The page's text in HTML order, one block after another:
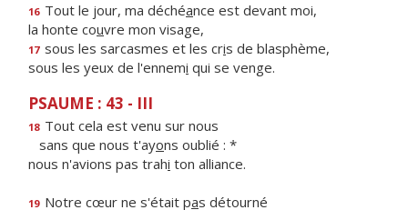
16 Tout le jour, ma déchéance est devant moi,
la honte couvre mon visage,
17 sous les sarcasmes et les cris de blasphème,
sous les yeux de l'ennemi qui se venge.
PSAUME : 43 - III
18 Tout cela est venu sur nous
sans que nous t'ayons oublié : *
nous n'avions pas trahi ton alliance.
19 Notre cœur ne s'était pas détourné